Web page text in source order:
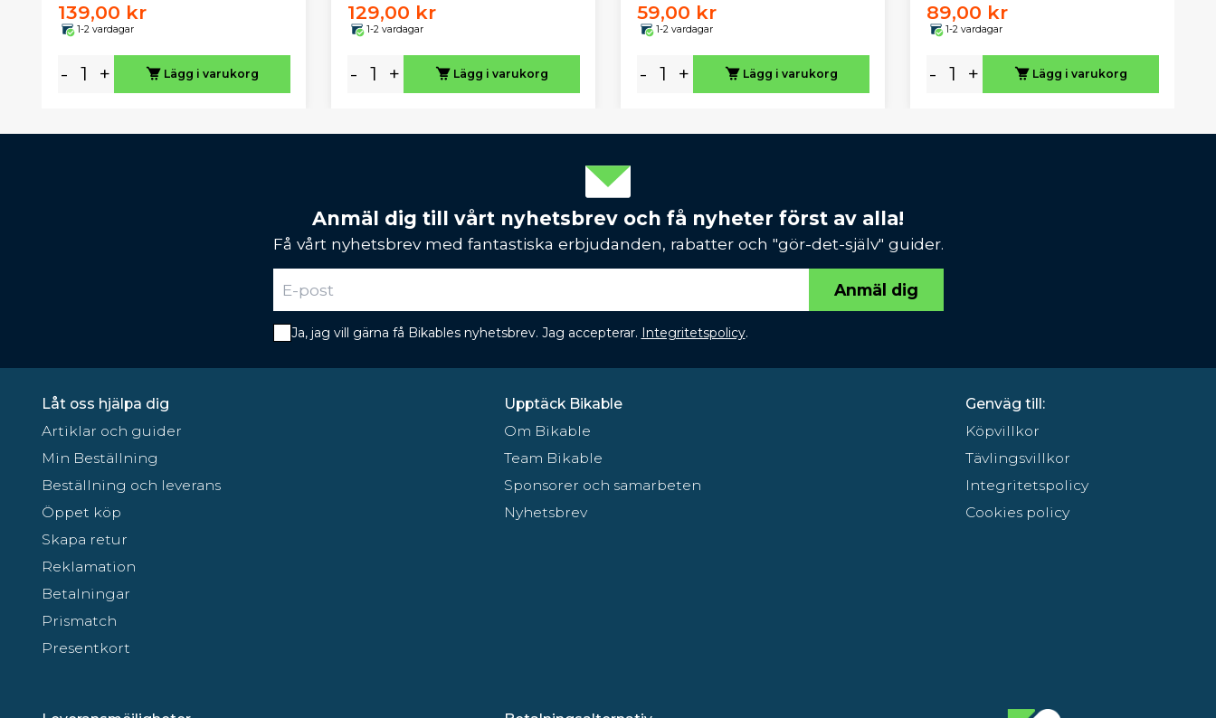
139,00 kr
1-2 vardagar
- + Lägg i varukorg
129,00 kr
1-2 vardagar
- + Lägg i varukorg
59,00 kr
1-2 vardagar
- + Lägg i varukorg
89,00 kr
1-2 vardagar
- + Lägg i varukorg
Anmäl dig till vårt nyhetsbrev och få nyheter först av alla!
Få vårt nyhetsbrev med fantastiska erbjudanden, rabatter och "gör-det-själv" guider.
Anmäl dig
Ja, jag vill gärna få Bikables nyhetsbrev. Jag accepterar. Integritetspolicy.
Låt oss hjälpa dig
Artiklar och guider
Min Beställning
Beställning och leverans
Öppet köp
Skapa retur
Reklamation
Betalningar
Prismatch
Presentkort
Upptäck Bikable
Om Bikable
Team Bikable
Sponsorer och samarbeten
Nyhetsbrev
Genväg till:
Köpvillkor
Tävlingsvillkor
Integritetspolicy
Cookies policy